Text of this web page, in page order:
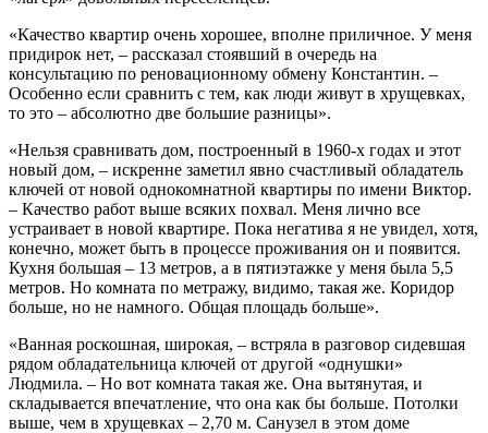
«Качество квартир очень хорошее, вполне приличное. У меня
придирок нет, – рассказал стоявший в очередь на
консультацию по реновационному обмену Константин. –
Особенно если сравнить с тем, как люди живут в хрущевках,
то это – абсолютно две большие разницы».
«Нельзя сравнивать дом, построенный в 1960-х годах и этот
новый дом, – искренне заметил явно счастливый обладатель
ключей от новой однокомнатной квартиры по имени Виктор.
– Качество работ выше всяких похвал. Меня лично все
устраивает в новой квартире. Пока негатива я не увидел, хотя,
конечно, может быть в процессе проживания он и появится.
Кухня большая – 13 метров, а в пятиэтажке у меня была 5,5
метров. Но комната по метражу, видимо, такая же. Коридор
больше, но не намного. Общая площадь больше».
«Ванная роскошная, широкая, – встряла в разговор сидевшая
рядом обладательница ключей от другой «однушки»
Людмила. – Но вот комната такая же. Она вытянутая, и
складывается впечатление, что она как бы больше. Потолки
выше, чем в хрущевках – 2,70 м. Санузел в этом доме